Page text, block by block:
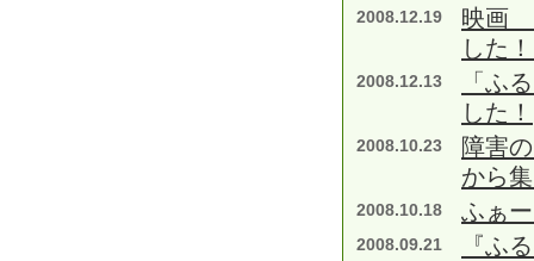
2008.12.19
映画
した
2008.12.13
「ふ
した！
2008.10.23
障害
から
2008.10.18 ふぁ
2008.09.21
『ふ